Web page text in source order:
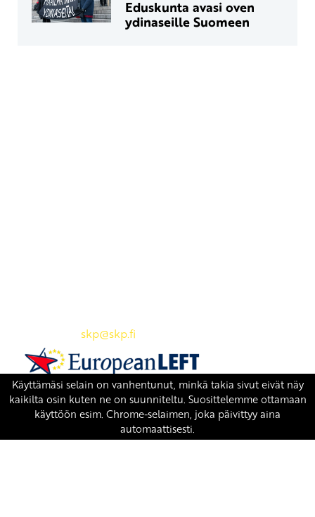
Eduskunta avasi oven
ydinaseille Suomeen
skp@skp.fi
SKP on Euroopan Vasemmistopuolueen jäsen.
european-left.org
european-left.org/manifesto/